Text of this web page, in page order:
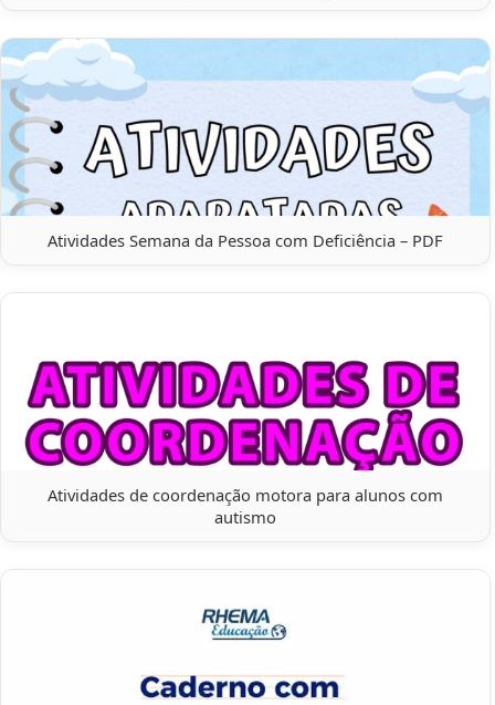
Atividades Semana da Pessoa com Deficiência – PDF
Atividades de coordenação motora para alunos com
autismo